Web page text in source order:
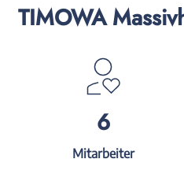
TIMOWA
6
Mitarbeiter